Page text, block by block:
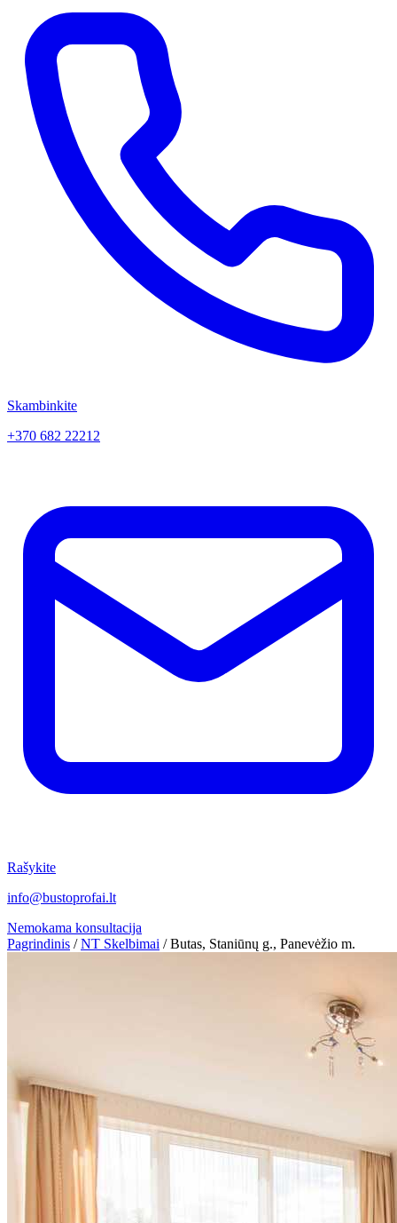
Skambinkite
+370 682 22212
Rašykite
info@bustoprofai.lt
Nemokama konsultacija
Pagrindinis /NT Skelbimai /Butas, Staniūnų g., Panevėžio m.